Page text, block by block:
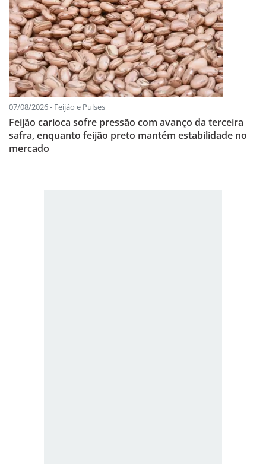
07/08/2026 - Feijão e Pulses
Feijão carioca sofre pressão com avanço da terceira
safra, enquanto feijão preto mantém estabilidade no
mercado